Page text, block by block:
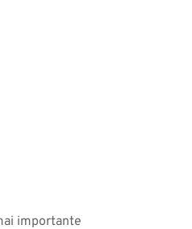
importante